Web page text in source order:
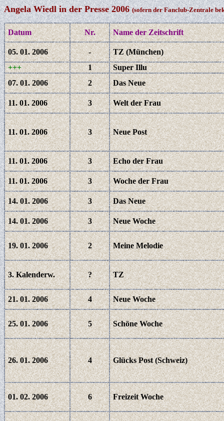
Angela Wiedl in der Presse 2006(sofern der Fanclub-Zentrale
Datum Nr. Name der Zeitschrift
05. 01. 2006 -
TZ (München)
+++
1
Super Illu
07. 01. 2006
2 Das Neue
11. 01. 2006 3 Welt der Frau
11. 01. 2006 3 Neue Post
11. 01. 2006 3 Echo der Frau
11. 01. 2006 3 Woche der Frau
14. 01. 2006 3 Das Neue
14. 01. 2006 3 Neue Woche
19. 01. 2006 2 Meine Melodie
3. Kalenderw. ? TZ
21. 01. 2006 4 Neue Woche
25. 01. 2006 5 Schöne Woche
26. 01. 2006 4 Glücks Post (Schweiz)
01. 02. 2006 6 Freizeit Woche